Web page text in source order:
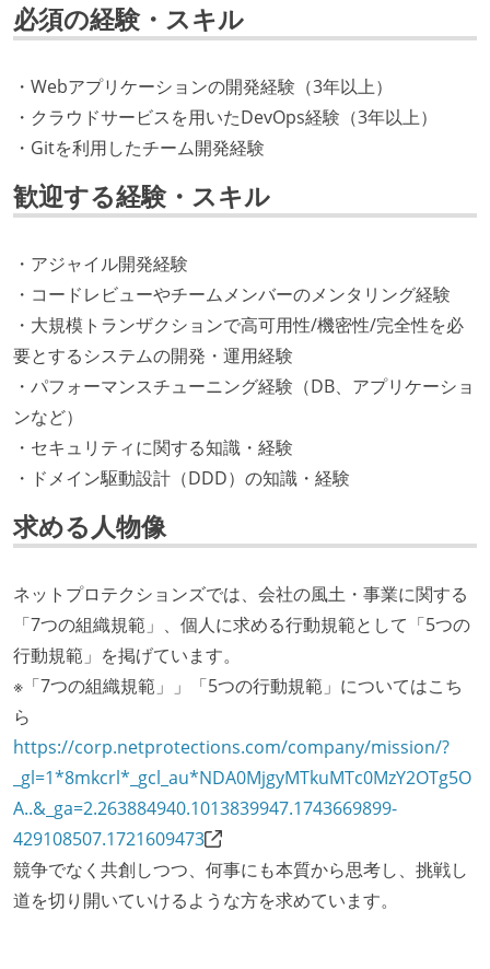
必須の経験・スキル
・Webアプリケーションの開発経験（3年以上）
・クラウドサービスを用いたDevOps経験（3年以上）
・Gitを利用したチーム開発経験
歓迎する経験・スキル
・アジャイル開発経験
・コードレビューやチームメンバーのメンタリング経験
・大規模トランザクションで高可用性/機密性/完全性を必
要とするシステムの開発・運用経験
・パフォーマンスチューニング経験（DB、アプリケーショ
ンなど）
・セキュリティに関する知識・経験
・ドメイン駆動設計（DDD）の知識・経験
求める人物像
ネットプロテクションズでは、会社の風土・事業に関する
「7つの組織規範」、個人に求める行動規範として「5つの
行動規範」を掲げています。
※「7つの組織規範」」「5つの行動規範」についてはこち
ら
https://corp.netprotections.com/company/mission/?
_gl=1*8mkcrl*_gcl_au*NDA0MjgyMTkuMTc0MzY2OTg5O
A..&_ga=2.263884940.1013839947.1743669899-
429108507.1721609473
競争でなく共創しつつ、何事にも本質から思考し、挑戦し
道を切り開いていけるような方を求めています。